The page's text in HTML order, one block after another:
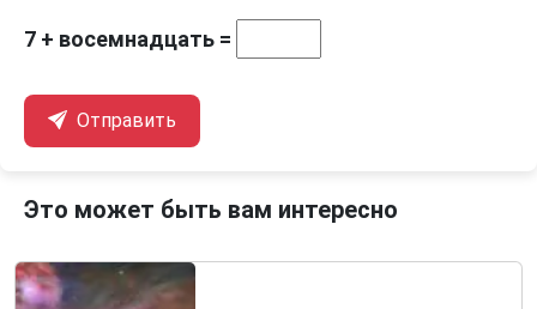
7 + восемнадцать =
Отправить
Это может быть вам интересно